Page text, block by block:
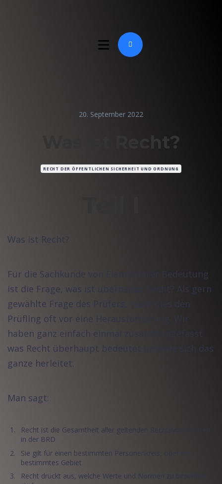
20. September 2022
Was ist Recht?
RECHT DER ÖFFENTLICHEN SICHERHEIT UND ORDNUNG
Was ist Recht?
Für die Sachkunde von Elementarer Bedeutung
ist die Frage, was ist überhaupt Recht? Als gern
gewählte Frage des Prüfers, stellt dies den
Prüfling oft vor eine Herausforderung. Wir
haben ganz einfach einmal zusammengefasst
was Recht überhaupt bedeutet und wie sich das
ganze herleitet.
Man sagt:
Recht ist die Gesamtheit aller geltenden Rechtsvorschriften
in der BRD
Sie gilt für einen bestimmten Personenkreis, oder ein
bestimmtes Gebiet
Recht drückt aus, welche Werte und Normen zu beachten